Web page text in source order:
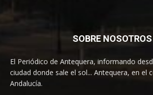
SOBRE NOSOTROS
El Periódico de Antequera, informando
ciudad donde sale el sol... Antequera, en el
Andalucía.